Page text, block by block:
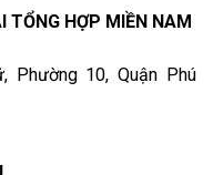
TỔNG HỢP MIỀN NAM
10, Quận Phú